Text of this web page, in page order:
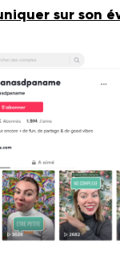
sur son